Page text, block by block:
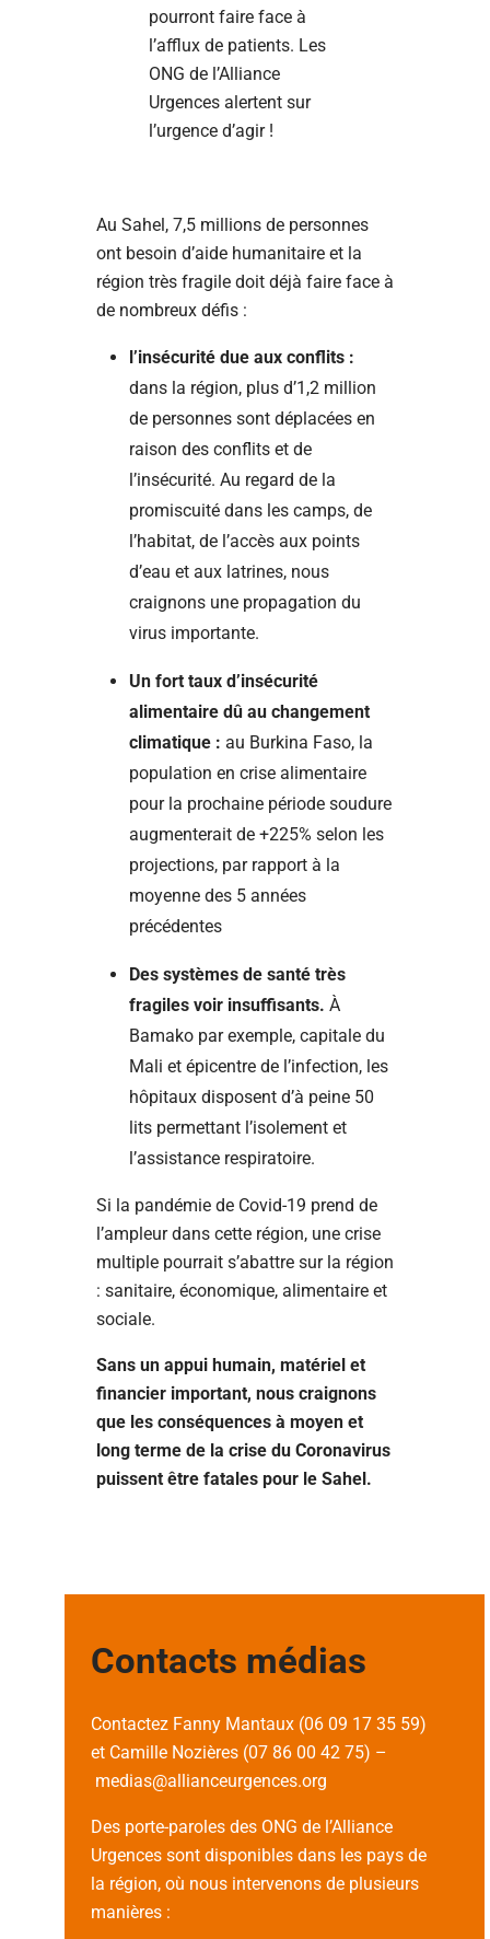
pourront faire face à
l’afflux de patients. Les
ONG de l’Alliance
Urgences alertent sur
l’urgence d’agir !
Au Sahel, 7,5 millions de personnes
ont besoin d’aide humanitaire et la
région très fragile doit déjà faire face à
de nombreux défis :
l’insécurité due aux conflits :
dans la région, plus d’1,2 million
de personnes sont déplacées en
raison des conflits et de
l’insécurité. Au regard de la
promiscuité dans les camps, de
l’habitat, de l’accès aux points
d’eau et aux latrines, nous
craignons une propagation du
virus importante.
Un fort taux d’insécurité
alimentaire dû au changement
climatique : au Burkina Faso, la
population en crise alimentaire
pour la prochaine période soudure
augmenterait de +225% selon les
projections, par rapport à la
moyenne des 5 années
précédentes
Des systèmes de santé très
fragiles voir insuffisants. À
Bamako par exemple, capitale du
Mali et épicentre de l’infection, les
hôpitaux disposent d’à peine 50
lits permettant l’isolement et
l’assistance respiratoire.
Si la pandémie de Covid-19 prend de
l’ampleur dans cette région, une crise
multiple pourrait s’abattre sur la région
: sanitaire, économique, alimentaire et
sociale.
Sans un appui humain, matériel et
financier important, nous craignons
que les conséquences à moyen et
long terme de la crise du Coronavirus
puissent être fatales pour le Sahel.
Contacts médias
Contactez Fanny Mantaux (06 09 17 35 59)
et Camille Nozières (07 86 00 42 75) –
medias@allianceurgences.org
Des porte-paroles des ONG de l’Alliance
Urgences sont disponibles dans les pays de
la région, où nous intervenons de plusieurs
manières :